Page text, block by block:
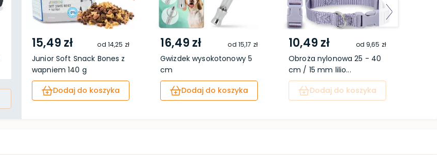
15,49 zł od 14,25 zł
Junior Soft Snack Bones z
wapniem 140 g
Dodaj do koszyka
16,49 zł od 15,17 zł
Gwizdek wysokotonowy 5
cm
Dodaj do koszyka
10,49 zł od 9,65 zł
Obroża nylonowa 25 - 40
cm / 15 mm lilio...
Dodaj do koszyka